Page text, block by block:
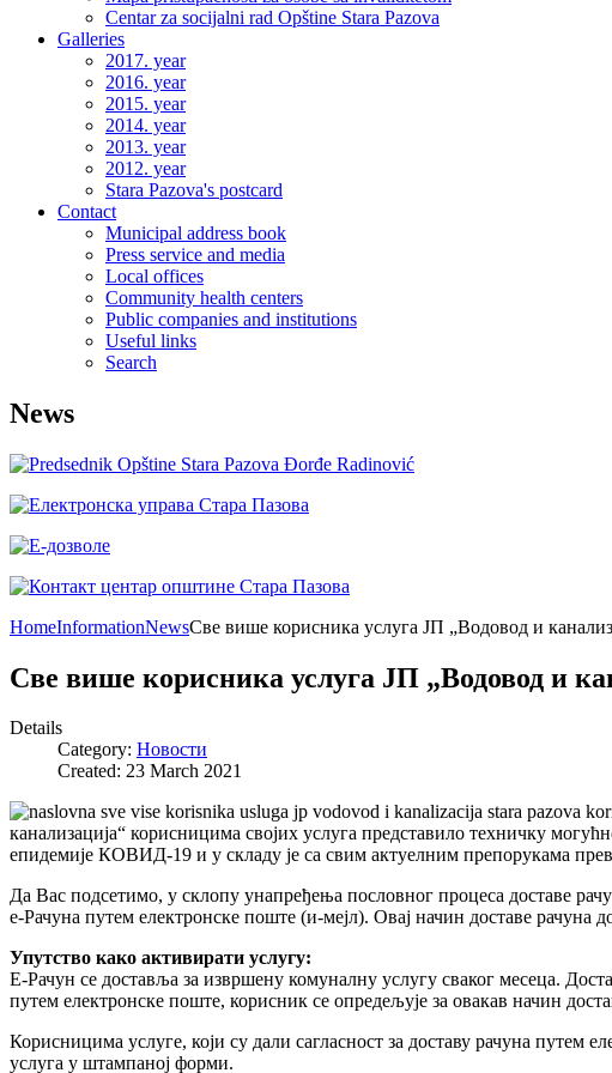
Centar za socijalni rad Opštine Stara Pazova
Galleries
2017. year
2016. year
2015. year
2014. year
2013. year
2012. year
Stara Pazova's postcard
Contact
Municipal address book
Press service and media
Local offices
Community health centers
Public companies and institutions
Useful links
Search
News
HomeInformationNewsСве више корисника услуга ЈП „Водовод и
Све више корисника услуга ЈП „Водовод и
Details
Category: Новости
Created: 23 March 2021
канализација“ корисницима својих услуга представило техничку
епидемије КОВИД-19 и у складу је са свим актуелним препорукама
Да Вас подсетимо, у склопу унапређења пословног процеса доставе
е-Рачуна путем електронске поште (и-мејл). Овај начин доставе
Упутство како активирати услугу:
Е-Рачун се доставља за извршену комуналну услугу сваког месеца.
путем електронске поште, корисник се опредељује за овакав начин
Корисницима услуге, који су дали сагласност за доставу рачуна
услуга у штампаној форми.